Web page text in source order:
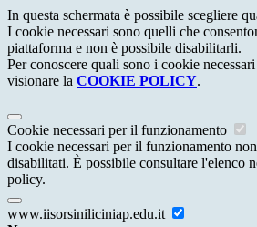
In questa schermata è possibile scegliere
I cookie necessari sono quelli che
piattaforma e non è possibile disabilitarli.
Per conoscere quali sono i cookie
visionare la COOKIE POLICY.
Cookie necessari per il funzionamento
I cookie necessari per il funzionamento
disabilitati. È possibile consultare l'elenco
policy.
www.iisorsiniliciniap.edu.it